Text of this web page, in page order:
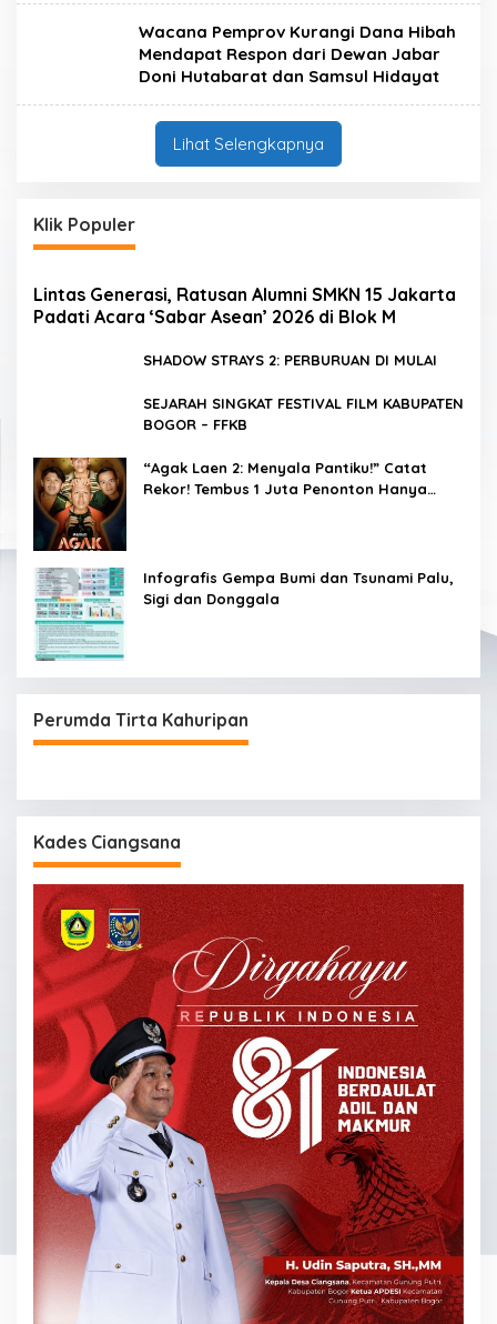
Wacana Pemprov Kurangi Dana Hibah
Mendapat Respon dari Dewan Jabar
Doni Hutabarat dan Samsul Hidayat
Lihat Selengkapnya
Klik Populer
Lintas Generasi, Ratusan Alumni SMKN 15 Jakarta
Padati Acara ‘Sabar Asean’ 2026 di Blok M
SHADOW STRAYS 2: PERBURUAN DI MULAI
SEJARAH SINGKAT FESTIVAL FILM KABUPATEN
BOGOR – FFKB
“Agak Laen 2: Menyala Pantiku!” Catat
Rekor! Tembus 1 Juta Penonton Hanya
Infografis Gempa Bumi dan Tsunami Palu,
Sigi dan Donggala
Perumda Tirta Kahuripan
Kades Ciangsana